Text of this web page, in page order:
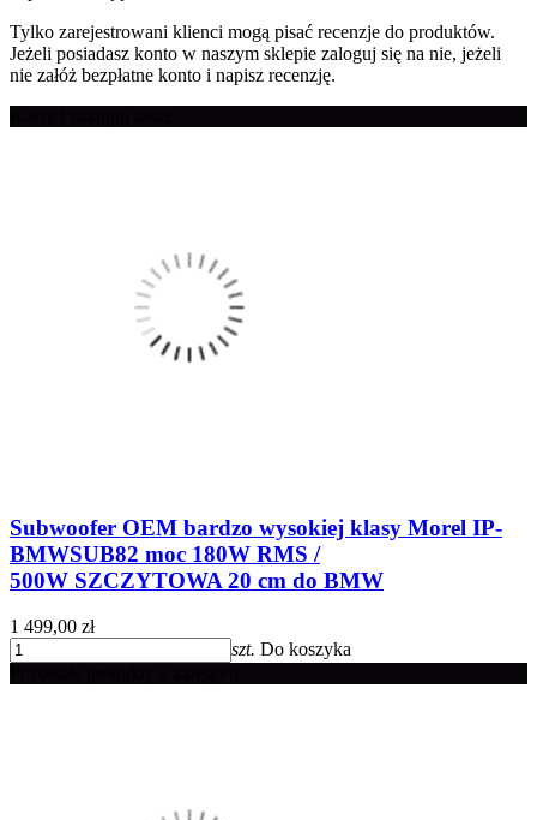
Tylko zarejestrowani klienci mogą pisać recenzje do produktów.
Jeżeli posiadasz konto w naszym sklepie zaloguj się na nie, jeżeli
nie załóż bezpłatne konto i napisz recenzję.
Subwoofer OEM bardzo wysokiej klasy Morel IP-
BMWSUB82 moc 180W RMS /
500W SZCZYTOWA 20 cm do BMW
1 499,00 zł
szt. Do koszyka